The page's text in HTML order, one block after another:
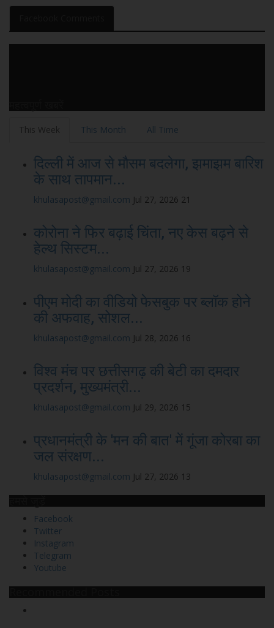
This Week This Month All Time
दिल्ली में आज से मौसम बदलेगा, झमाझम बारिश
के साथ तापमान...
khulasapost@gmail.com Jul 27, 2026 21
कोरोना ने फिर बढ़ाई चिंता, नए केस बढ़ने से
हेल्थ सिस्टम...
khulasapost@gmail.com Jul 27, 2026 19
पीएम मोदी का वीडियो फेसबुक पर ब्लॉक होने
की अफवाह, सोशल...
khulasapost@gmail.com Jul 28, 2026 16
विश्व मंच पर छत्तीसगढ़ की बेटी का दमदार
प्रदर्शन, मुख्यमंत्री...
khulasapost@gmail.com Jul 29, 2026 15
प्रधानमंत्री के 'मन की बात' में गूंजा कोरबा का
जल संरक्षण...
khulasapost@gmail.com Jul 27, 2026 13
Facebook
Twitter
Instagram
Telegram
Youtube